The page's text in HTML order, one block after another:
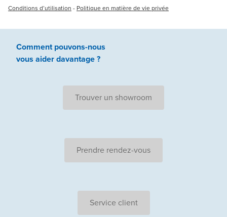
Conditions d’utilisation - Politique en matière de vie privée
Comment pouvons-nous
vous aiderdavantage ?
Trouver un showroom
Prendre rendez-vous
Service client